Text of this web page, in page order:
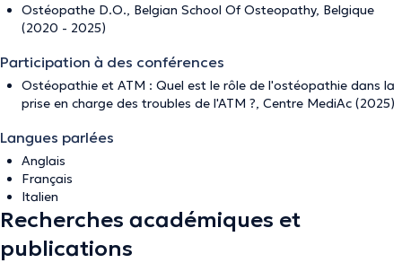
Ostéopathe D.O., Belgian School Of Osteopathy, Belgique
(2020 - 2025)
Participation à des conférences
Ostéopathie et ATM : Quel est le rôle de l'ostéopathie dans la
prise en charge des troubles de l'ATM ?, Centre MediAc (2025)
Langues parlées
Anglais
Français
Italien
Recherches académiques et
publications